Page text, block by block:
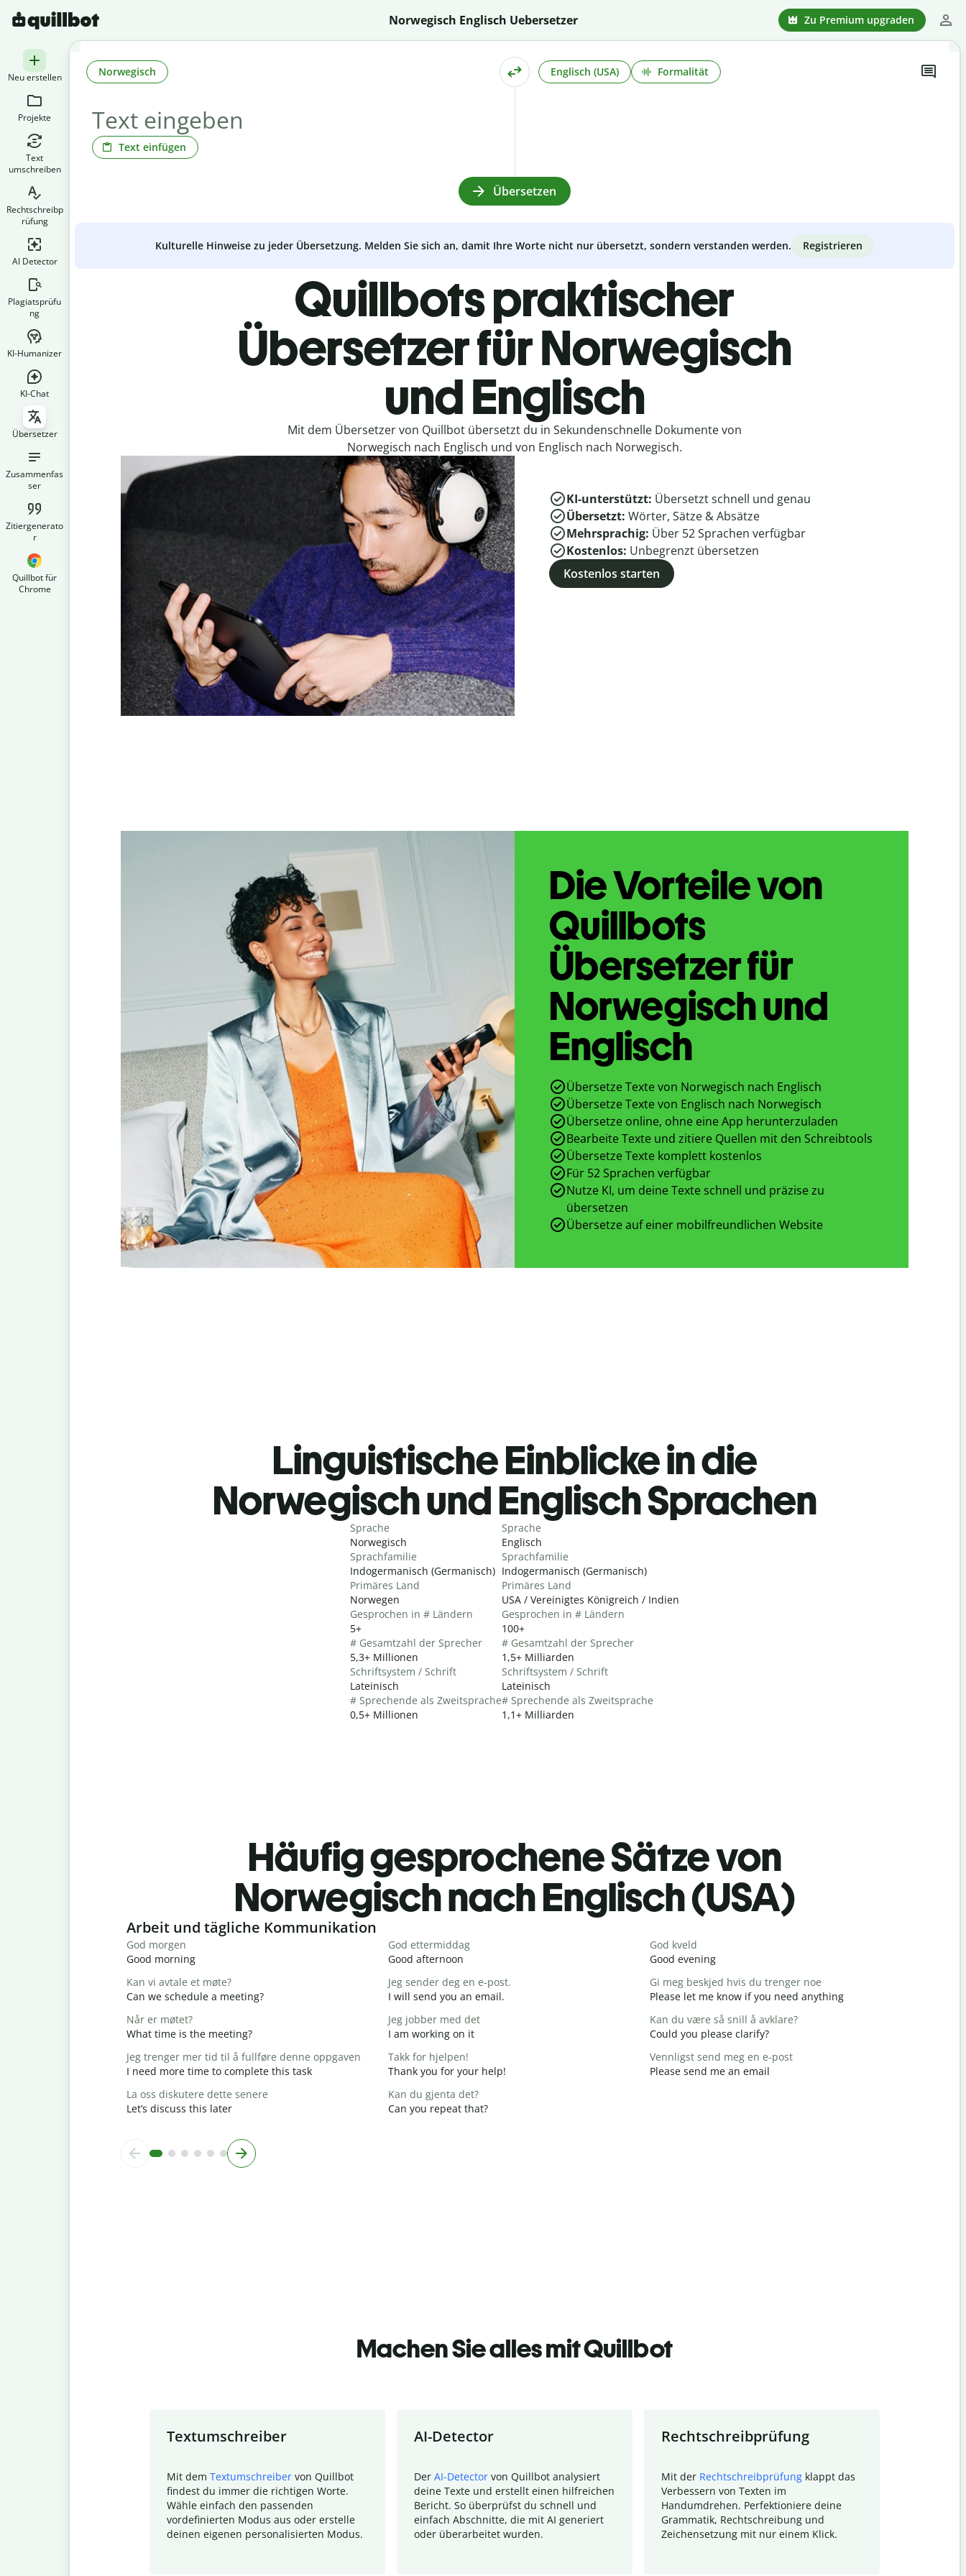
Norwegisch Englisch Uebersetzer Zu Premium upgraden
Neu erstellen
Projekte
Text
umschreiben
Rechtschreibp
rüfung
AI Detector
Plagiatsprüfu
ng
KI-Humanizer
KI-Chat
Übersetzer
Zusammenfas
ser
Zitiergenerato
r
Quillbot für
Chrome
Text einfügen
Norwegisch Englisch (USA) Formalität
Übersetzen
Kulturelle Hinweise zu jeder Übersetzung. Melden Sie sich an, damit Ihre Worte nicht nur übersetzt, sondern verstanden werden. Registrieren
Quillbots praktischer
Übersetzer für Norwegisch
und Englisch
Mit dem Übersetzer von Quillbot übersetzt du in Sekundenschnelle Dokumente von
Norwegisch nach Englisch und von Englisch nach Norwegisch.
KI-unterstützt: Übersetzt schnell und genau
Übersetzt: Wörter, Sätze & Absätze
Mehrsprachig: Über 52Sprachen verfügbar
Kostenlos: Unbegrenzt übersetzen
Kostenlos starten
Die Vorteile von
Quillbots
Übersetzer für
Norwegisch und
Englisch
Übersetze Texte von Norwegisch nach Englisch
Übersetze Texte von Englisch nach Norwegisch
Übersetze online, ohne eine App herunterzuladen
Bearbeite Texte und zitiere Quellen mit den Schreibtools
Übersetze Texte komplett kostenlos
Für 52 Sprachen verfügbar
Nutze KI, um deine Texte schnell und präzise zu
übersetzen
Übersetze auf einer mobilfreundlichen Website
Linguistische Einblicke in die
Norwegisch und Englisch Sprachen
Sprache
Norwegisch
Sprachfamilie
Indogermanisch (Germanisch)
Primäres Land
Norwegen
Gesprochen in # Ländern
5+
# Gesamtzahl der Sprecher
5,3+ Millionen
Schriftsystem / Schrift
Lateinisch
# Sprechende als Zweitsprache
0,5+ Millionen
Sprache
Englisch
Sprachfamilie
Indogermanisch (Germanisch)
Primäres Land
USA / Vereinigtes Königreich / Indien
Gesprochen in # Ländern
100+
# Gesamtzahl der Sprecher
1,5+ Milliarden
Schriftsystem / Schrift
Lateinisch
# Sprechende als Zweitsprache
1,1+ Milliarden
Häufig gesprochene Sätze von
Norwegisch nach Englisch (USA)
Slide 1 of 6
Arbeit und tägliche Kommunikation
God morgen
Good morning
God ettermiddag
Good afternoon
God kveld
Good evening
Kan vi avtale et møte?
Can we schedule a meeting?
Jeg sender deg en e-post.
I will send you an email.
Gi meg beskjed hvis du trenger noe
Please let me know if you need anything
Når er møtet?
What time is the meeting?
Jeg jobber med det
I am working on it
Kan du være så snill å avklare?
Could you please clarify?
Jeg trenger mer tid til å fullføre denne oppgaven
I need more time to complete this task
Takk for hjelpen!
Thank you for your help!
Vennligst send meg en e-post
Please send me an email
La oss diskutere dette senere
Let’s discuss this later
Kan du gjenta det?
Can you repeat that?
Machen Sie alles mit Quillbot
Textumschreiber
Mit dem Textumschreiber von Quillbot
findest du immer die richtigen Worte.
Wähle einfach den passenden
vordefinierten Modus aus oder erstelle
deinen eigenen personalisierten Modus.
AI-Detector
Der AI-Detector von Quillbot analysiert
deine Texte und erstellt einen hilfreichen
Bericht. So überprüfst du schnell und
einfach Abschnitte, die mit AI generiert
oder überarbeitet wurden.
Rechtschreibprüfung
Mit der Rechtschreibprüfung klappt das
Verbessern von Texten im
Handumdrehen. Perfektioniere deine
Grammatik, Rechtschreibung und
Zeichensetzung mit nur einem Klick.